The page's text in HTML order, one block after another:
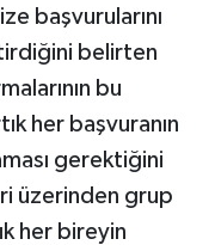
başvurularını
belirten
bu
her başvuranın
gerektiğini
üzerinden grup
her bireyin